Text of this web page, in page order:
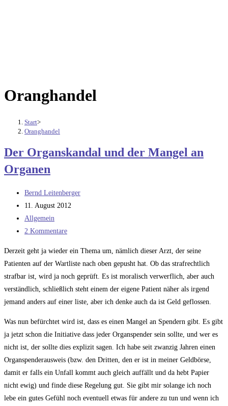
Oranghandel
Start>
Oranghandel
Der Organskandal und der Mangel an
Organen
Beitrags-
Autor:
Bernd Leitenberger
Beitrag
veröffentlicht:
11. August 2012
Beitrags-
Kategorie:
Allgemein
Beitrags-
2 Kommentare
Derzeit geht ja wieder ein Thema um, nämlich dieser Arzt, der seine
Patienten auf der Wartliste nach oben gepusht hat. Ob das strafrechtlich
strafbar ist, wird ja noch geprüft. Es ist moralisch verwerflich, aber auch
verständlich, schließlich steht einem der eigene Patient näher als irgend
jemand anders auf einer liste, aber ich denke auch da ist Geld geflossen.
Was nun befürchtet wird ist, dass es einen Mangel an Spendern gibt. Es gibt
ja jetzt schon die Initiative dass jeder Organspender sein sollte, und wer es
nicht ist, der sollte dies explizit sagen. Ich habe seit zwanzig Jahren einen
Organspenderausweis (bzw. den Dritten, den er ist in meiner Geldbörse,
damit er falls ein Unfall kommt auch gleich auffällt und da hebt Papier
nicht ewig) und finde diese Regelung gut. Sie gibt mir solange ich noch
lebe ein gutes Gefühl noch eventuell etwas für andere zu tun und wenn ich